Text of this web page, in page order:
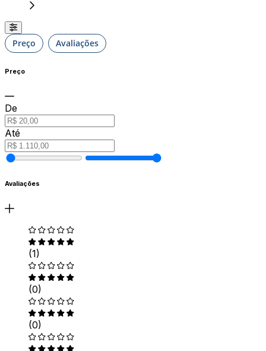
Preço Avaliações
Preço
De
Até
Avaliações
(1)
(0)
(0)